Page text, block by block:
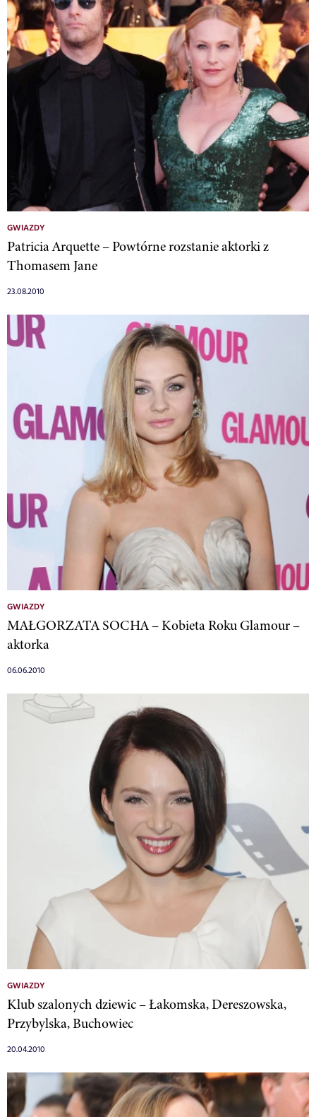
GWIAZDY
Patricia Arquette – Powtórne rozstanie aktorki z
Thomasem Jane
23.08.2010
GWIAZDY
MAŁGORZATA SOCHA – Kobieta Roku Glamour –
aktorka
06.06.2010
GWIAZDY
Klub szalonych dziewic – Łakomska, Dereszowska,
Przybylska, Buchowiec
20.04.2010